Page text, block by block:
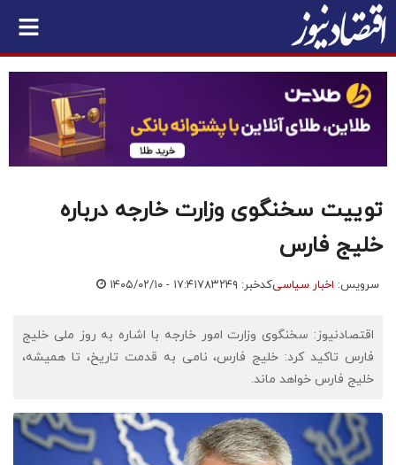
توییت سخنگوی وزارت خارجه درباره
خلیج فارس
سرویس: اخبار سیاسیکدخبر: ۷۸۳۲۴۹ ۱۴۰۵/۰۲/۱۰ - ۱۷:۴۱
اقتصادنیوز: سخنگوی وزارت امور خارجه با اشاره به روز ملی خلیج
فارس تاکید کرد: خلیج فارس، نامی به قدمت تاریخ، تا همیشه،
خلیج فارس خواهد ماند.